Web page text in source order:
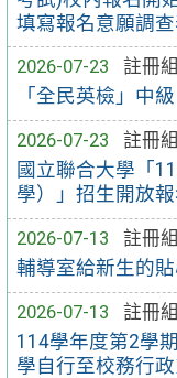
填寫報名意願調
2026-07-23
註冊組
「全民英檢」中
2026-07-23
註冊組
國立聯合大學「
學）」招生開放報
2026-07-13
註冊組
輔導室給新生的
2026-07-13
註冊組
114學年度第2學
學自行至校務行